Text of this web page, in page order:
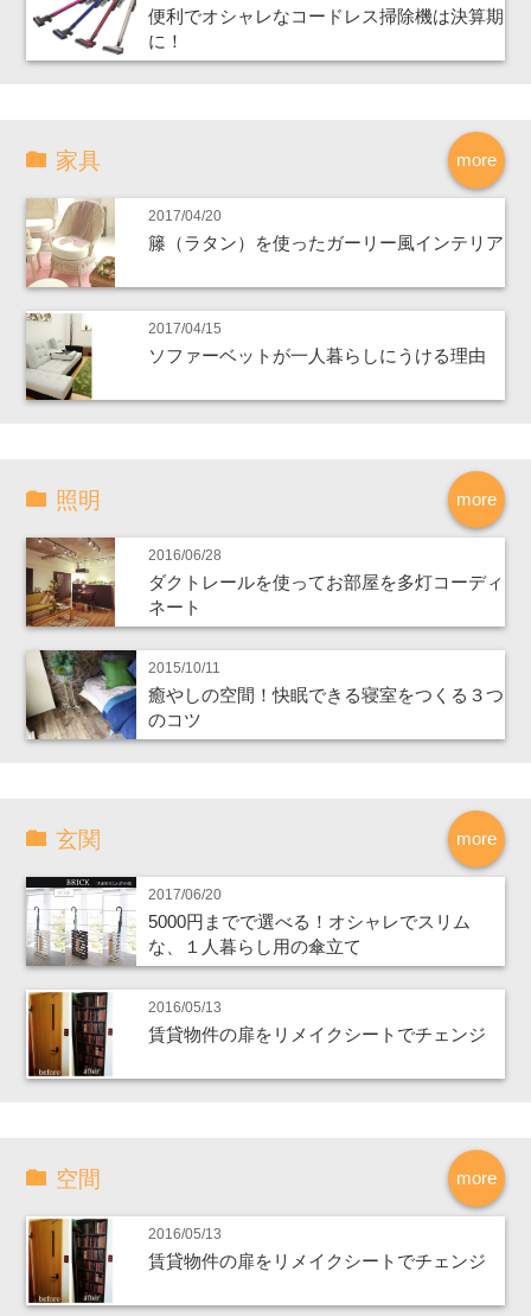
便利でオシャレなコードレス掃除機は決算期
に！
more
家具
2017/04/20
籐（ラタン）を使ったガーリー風インテリア
2017/04/15
ソファーベットが一人暮らしにうける理由
more
照明
2016/06/28
ダクトレールを使ってお部屋を多灯コーディ
ネート
2015/10/11
癒やしの空間！快眠できる寝室をつくる３つ
のコツ
more
玄関
2017/06/20
5000円までで選べる！オシャレでスリム
な、１人暮らし用の傘立て
2016/05/13
賃貸物件の扉をリメイクシートでチェンジ
more
空間
2016/05/13
賃貸物件の扉をリメイクシートでチェンジ